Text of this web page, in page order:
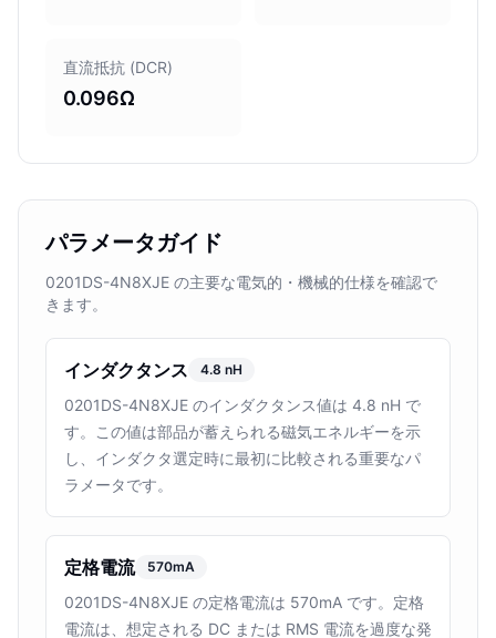
直流抵抗 (DCR)
0.096Ω
パラメータガイド
0201DS-4N8XJE の主要な電気的・機械的仕様を確認で
きます。
インダクタンス 4.8 nH
0201DS-4N8XJE のインダクタンス値は 4.8 nH で
す。この値は部品が蓄えられる磁気エネルギーを示
し、インダクタ選定時に最初に比較される重要なパ
ラメータです。
定格電流 570mA
0201DS-4N8XJE の定格電流は 570mA です。定格
電流は、想定される DC または RMS 電流を過度な発